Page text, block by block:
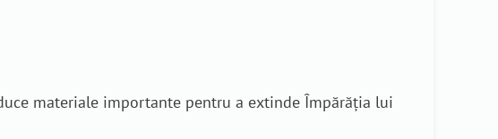
materiale importante pentru a extinde Împărăția lui